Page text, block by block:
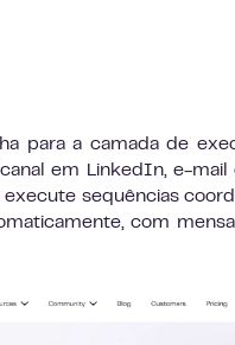
para a camada de
em LinkedIn, e-
sequências
com